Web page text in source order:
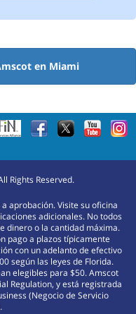
en Miami
Rights Reserved.
aprobación. Visite su oficina
adicionales. No todos
dinero o la cantidad máxima.
pago a plazos típicamente
con un adelanto de efectivo
según las leyes de Florida.
elegibles para $50. Amscot
Regulation, y está registrada
(Negocio de Servicio